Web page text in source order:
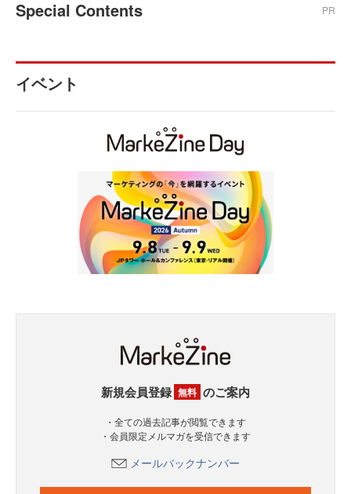
Special Contents PR
イベント
新規会員登録 無料 のご案内
・全ての過去記事が閲覧できます
・会員限定メルマガを受信できます
メールバックナンバー